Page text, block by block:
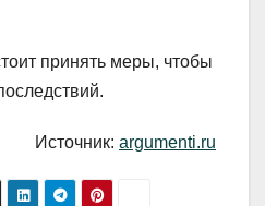
принять меры, чтобы
Источник: argumenti.ru